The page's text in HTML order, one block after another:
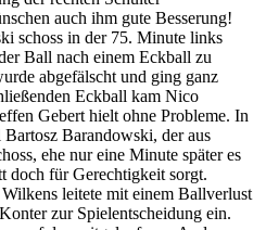
auch ihm gute Besserung!
schoss in der 75. Minute links
Ball nach einem Eckball zu
abgefälscht und ging ganz
Eckball kam Nico
Gebert hielt ohne Probleme. In
Barandowski, der aus
ehe nur eine Minute später es
doch für Gerechtigkeit sorgt.
leitete mit einem Ballverlust
zur Spielentscheidung ein.